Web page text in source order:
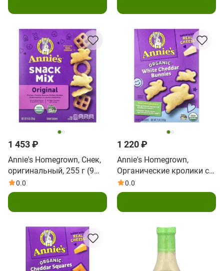
1 453 ₽
Annie's Homegrown, Снек,
оригинальный, 255 г (9
унций)
0.0
1 220 ₽
Annie's Homegrown,
Органические кролики с
белым чеддером,
запеченные крекеры, 213
0.0